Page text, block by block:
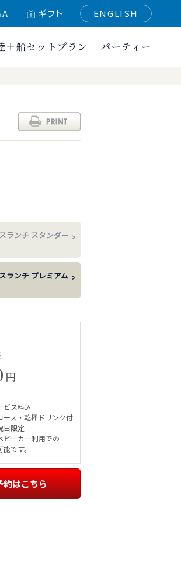
ギフト ENGLISH
＋船セットプラン パーティー
ランチ スタンダー
ランチ プレミアム
円
ビス料込
ース・乾杯ドリンク付
日限定
ビーカー利用での
です。
約はこちら